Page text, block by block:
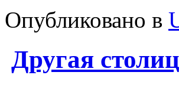
Опубликовано в
Другая